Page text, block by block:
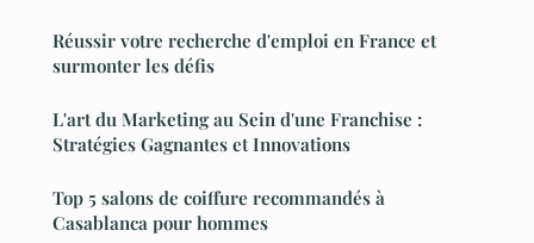
Réussir votre recherche d'emploi en France et
surmonter les défis
L'art du Marketing au Sein d'une Franchise :
Stratégies Gagnantes et Innovations
Top 5 salons de coiffure recommandés à
Casablanca pour hommes